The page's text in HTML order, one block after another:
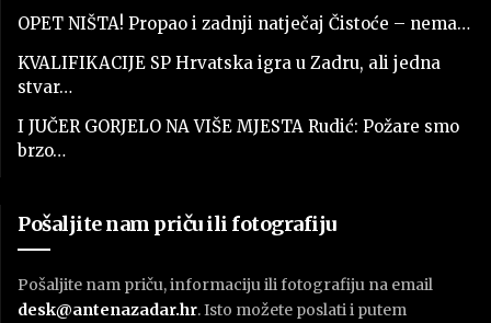
OPET NIŠTA! Propao i zadnji natječaj Čistoće – nema…
KVALIFIKACIJE SP Hrvatska igra u Zadru, ali jedna
stvar…
I JUČER GORJELO NA VIŠE MJESTA Rudić: Požare smo
brzo…
Pošaljite nam priču ili fotografiju
Pošaljite nam priču, informaciju ili fotografiju na email
desk@antenazadar.hr. Isto možete poslati i putem